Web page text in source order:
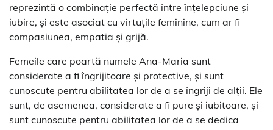
reprezintă o combinație perfectă între înțelepciune și
iubire, și este asociat cu virtuțile feminine, cum ar fi
compasiunea, empatia și grijă.
Femeile care poartă numele Ana-Maria sunt
considerate a fi îngrijitoare și protective, și sunt
cunoscute pentru abilitatea lor de a se îngriji de alții. Ele
sunt, de asemenea, considerate a fi pure și iubitoare, și
sunt cunoscute pentru abilitatea lor de a se dedica